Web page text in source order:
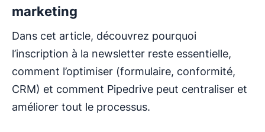
marketing
Dans cet article, découvrez pourquoi
l’inscription à la newsletter reste essentielle,
comment l’optimiser (formulaire, conformité,
CRM) et comment Pipedrive peut centraliser et
améliorer tout le processus.